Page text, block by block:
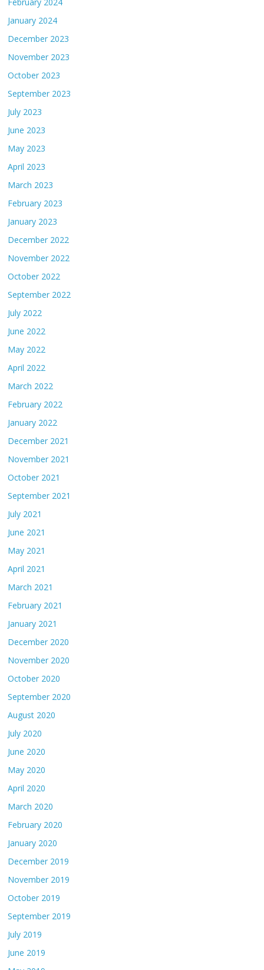
January 2024
December 2023
November 2023
October 2023
September 2023
July 2023
June 2023
May 2023
April 2023
March 2023
February 2023
January 2023
December 2022
November 2022
October 2022
September 2022
July 2022
June 2022
May 2022
April 2022
March 2022
February 2022
January 2022
December 2021
November 2021
October 2021
September 2021
July 2021
June 2021
May 2021
April 2021
March 2021
February 2021
January 2021
December 2020
November 2020
October 2020
September 2020
August 2020
July 2020
June 2020
May 2020
April 2020
March 2020
February 2020
January 2020
December 2019
November 2019
October 2019
September 2019
July 2019
June 2019